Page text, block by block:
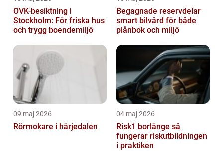
OVK-besiktning i
Stockholm: För friska hus
och trygg boendemiljö
Begagnade reservdelar
smart bilvård för både
plånbok och miljö
09 maj 2026
Rörmokare i härjedalen
04 maj 2026
Risk1 borlänge så
fungerar riskutbildningen
i praktiken